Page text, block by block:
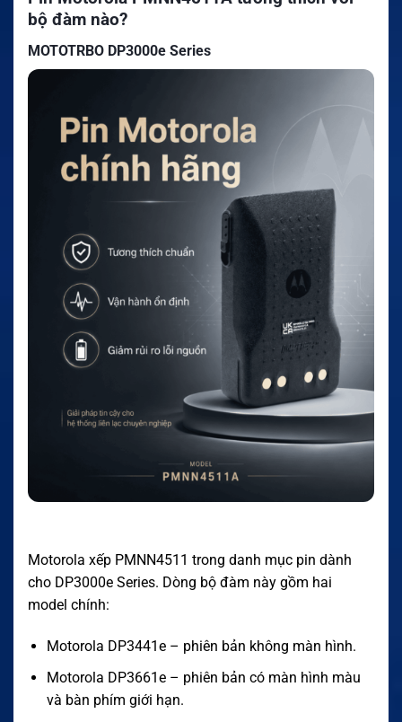
bộ đàm nào?
MOTOTRBO DP3000e Series
Motorola xếp PMNN4511 trong danh mục pin dành
cho DP3000e Series. Dòng bộ đàm này gồm hai
model chính:
Motorola DP3441e – phiên bản không màn hình.
Motorola DP3661e – phiên bản có màn hình màu
và bàn phím giới hạn.